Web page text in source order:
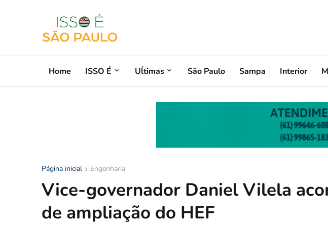
Home ISSO É Uĺtimas São Paulo Sampa Interior
Página inicial Engenharia
Vice-governador Daniel Vilela
de ampliação do HEF